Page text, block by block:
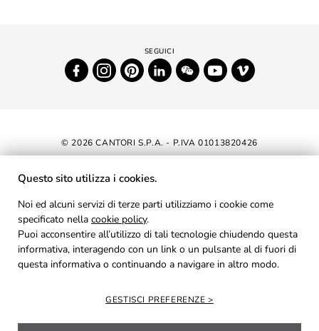
© 2026 CANTORI S.P.A. - P.IVA 01013820426
DICHIARAZIONE DI ACCESSIBILITÀ
AREA RISERVATA
PRIVACY
COOKIES
Questo sito utilizza i cookies.
Noi ed alcuni servizi di terze parti utilizziamo i cookie come
specificato nella cookie policy.
Puoi acconsentire all’utilizzo di tali tecnologie chiudendo questa
informativa, interagendo con un link o un pulsante al di fuori di
questa informativa o continuando a navigare in altro modo.
GESTISCI PREFERENZE